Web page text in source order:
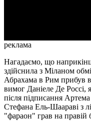
реклама
Нагадаємо, що
здійснила з Міланом
Абрахама в Рим прибув
вимог Даніеле Де Россі,
після підписання
Стефана Ель-Шаараві з
"фараон" грав на правій